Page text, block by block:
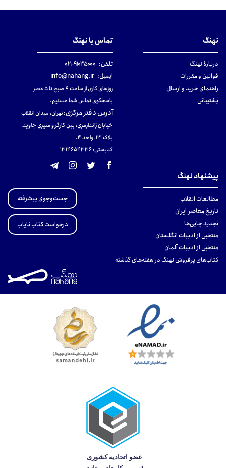
نهنگ
دربارهٔ نهنگ
قوانین و مقررات
راهنمای خرید و ارسال
پشتیبانی
تماس با نهنگ
تلفن: ۹۱۰۳۵۰۰۰-۰۲۱
ایمیل: info@nahang.ir
روزهای کاری از ساعت ۹ صبح تا ۵ عصر
پاسخگوی تماس شما هستیم.
آدرس دفتر مرکزی:تهران، میدان انقلاب
خیابان ژاندارمری، بین کارگر و منیری جاوید،
پلاک 121، واحد ۴.
کدپستی: 131465433۶
پیشنهاد نهنگ
مطالعات انقلاب
تاریخ معاصر ایران
تجدید چاپی‌ها
منتخبی از ادبیات انگلستان
منتخبی از ادبیات آلمان
کتاب‌های پرفروش نهنگ در هفته‌های گذشته
جست‌وجوی پیشرفته
درخواست کتاب نایاب